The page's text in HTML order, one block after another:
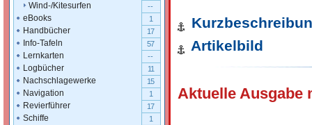
Artikelbild
Aktuelle Ausgabe
Wind-/Kitesurfen --
eBooks 1
Handbücher 17
Info-Tafeln 57
Lernkarten --
Logbücher 11
Nachschlagewerke 15
Navigation 1
Revierführer 17
Schiffe 1